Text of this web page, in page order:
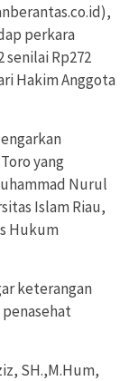
perkara
senilai Rp272
Hakim Anggota
yang
Nurul
Islam Riau,
Hukum
keterangan
SH.,M.Hum,